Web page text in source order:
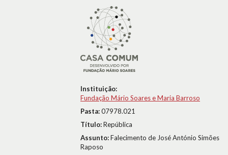
Instituição:
Fundação Mário Soares e Maria Barroso
Pasta:07978.021
Título:República
Assunto:Falecimento de José António Simões
Raposo